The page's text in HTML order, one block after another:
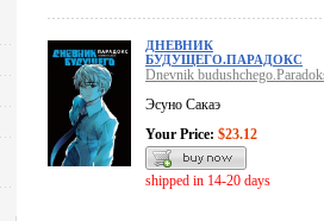
ДНЕВНИК
БУДУЩЕГО.ПАРАДОКС
Dnevnik
Эсуно Сакаэ
Your Price: $23.12
shipped in 14-20 days